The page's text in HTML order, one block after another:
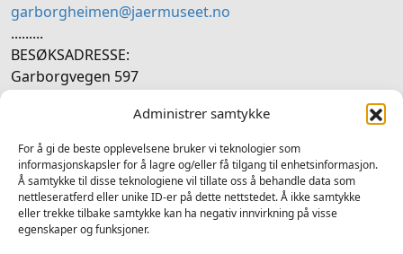
Administrer samtykke
For å gi de beste opplevelsene bruker vi teknologier som
informasjonskapsler for å lagre og/eller få tilgang til enhetsinformasjon.
Å samtykke til disse teknologiene vil tillate oss å behandle data som
nettleseratferd eller unike ID-er på dette nettstedet. Å ikke samtykke
eller trekke tilbake samtykke kan ha negativ innvirkning på visse
egenskaper og funksjoner.
garborgheimen@jaermuseet.no
.........
BESØKSADRESSE:
Garborgvegen 597
SOSIALE MEDIER
Følg oss på sosiale medium for nyheiter og tilbod
FacebookInstagram